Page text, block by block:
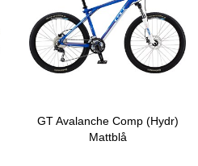
GT Avalanche Comp (Hydr)
Mattblå